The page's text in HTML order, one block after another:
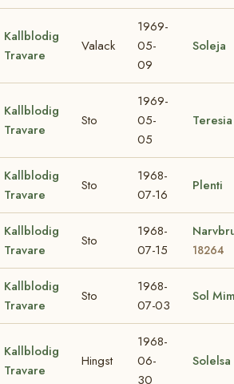
Kallblodig
Travare
Valack
1969-
05-
09
Soleja
Kallblodig
Travare
Sto
1969-
05-
05
Teresia
Kallblodig
Travare
Sto
1968-
07-16
Plenti
Kallblodig
Travare
Sto
1968-
07-15
18264
Kallblodig
Travare
Sto
1968-
07-03
Sol
Kallblodig
Travare
Hingst
1968-
06-
30
Solelsa